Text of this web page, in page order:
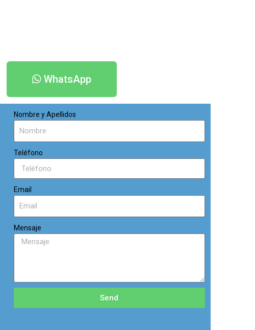
WhatsApp
Nombre y Apellidos
Teléfono
Email
Mensaje
Send